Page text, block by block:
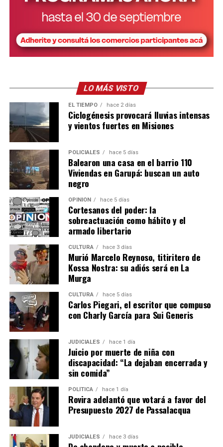
integrantes del bloque de ex renovadores que aún no se
pronunciaron públicamente sobre su futuro político.
Este jueves, las tres ediles prefirieron no hacer
declaraciones al respecto ante la prensa.
sumarse a alguno de los ya existentes, Encuentro
Misionero quedaría sin representación en el Concejo
capitalino.
LO MÁS VISTO
EL TIEMPO hace 2 días
Ciclogénesis provocará lluvias intensas
y vientos fuertes en Misiones
POLICIALES hace 5 días
Balearon una casa en el barrio 110
Viviendas en Garupá: buscan un auto
negro
OPINIÓN hace 5 días
Cortesanos del poder: la
sobreactuación como hábito y el
armado libertario
CULTURA hace 3 días
Murió Marcelo Reynoso, titiritero de
Kossa Nostra: su adiós será en La
Murga
CULTURA hace 5 días
Carlos Piegari, el escritor que compuso
con Charly García para Sui Generis
JUDICIALES hace 1 día
Juicio por muerte de niña con
discapacidad: “La dejaban encerrada y
sin comida”
POLÍTICA hace 1 día
Rovira adelantó que votará a favor del
Presupuesto 2027 de Passalacqua
JUDICIALES hace 3 días